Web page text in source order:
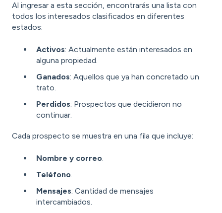
Al ingresar a esta sección, encontrarás una lista con
todos los interesados clasificados en diferentes
estados:
Activos: Actualmente están interesados en
alguna propiedad.
Ganados: Aquellos que ya han concretado un
trato.
Perdidos: Prospectos que decidieron no
continuar.
Cada prospecto se muestra en una fila que incluye:
Nombre y correo
Teléfono
Mensajes: Cantidad de mensajes
intercambiados.